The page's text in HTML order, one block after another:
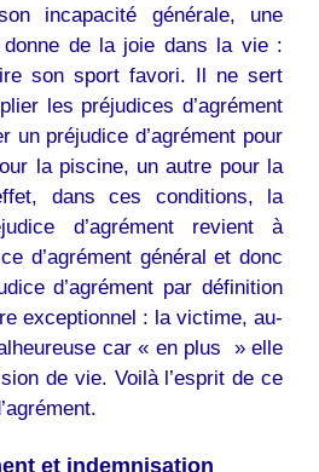
incapacité générale, une
de la joie dans la vie :
son sport favori. Il ne sert
les préjudices d’agrément
un préjudice d’agrément pour
la piscine, un autre pour la
dans ces conditions, la
d’agrément revient à
d’agrément général et donc
d’agrément par définition
exceptionnel : la victime, au-
car « en plus » elle
de vie. Voilà l’esprit de ce
et indemnisation